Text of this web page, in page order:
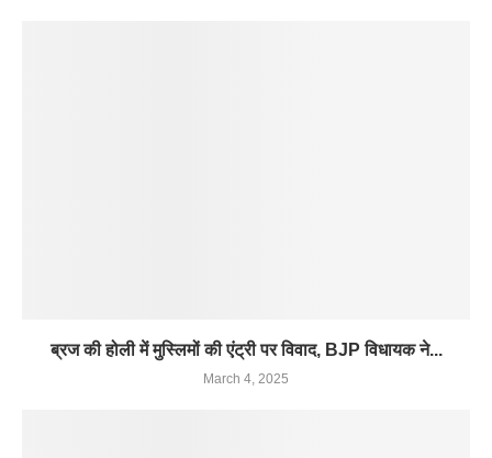
ब्रज की होली में मुस्लिमों की एंट्री पर विवाद, BJP विधायक ने...
March 4, 2025